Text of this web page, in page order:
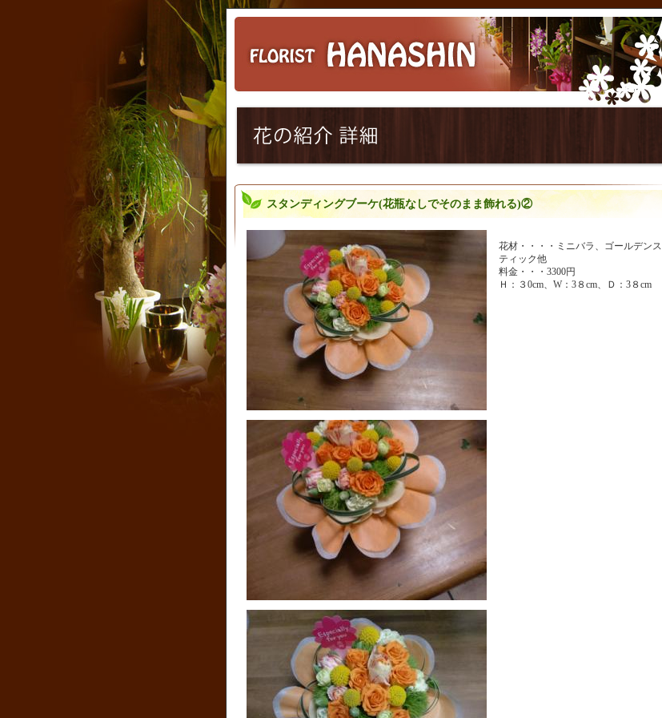
スタンディングブーケ(花瓶なしでそのまま飾れる)②
花材・・・・ミニバラ、ゴールデンス
ティック他
料金・・・3300円
Ｈ：３0cm、W：3８cm、Ｄ：3８cm